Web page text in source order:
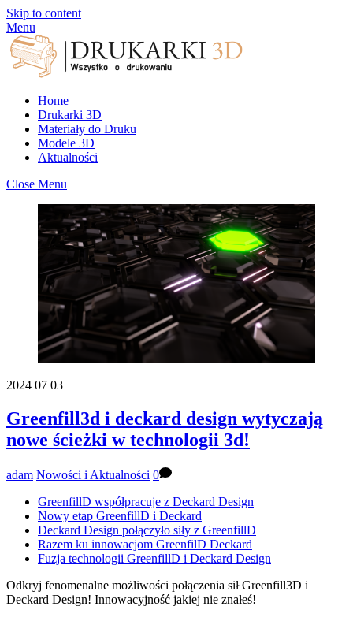
Skip to content
Menu
Home
Drukarki 3D
Materiały do Druku
Modele 3D
Aktualności
Close Menu
2024 07 03
Greenfill3d i deckard design wytyczają
nowe ścieżki w technologii 3d!
adam Nowości i Aktualności 0
GreenfillD współpracuje z Deckard Design
Nowy etap GreenfillD i Deckard
Deckard Design połączyło siły z GreenfillD
Razem ku innowacjom GreenfilD Deckard
Fuzja technologii GreenfillD i Deckard Design
Odkryj fenomenalne możliwości połączenia sił Greenfill3D i
Deckard Design! Innowacyjność jakiej nie znałeś!